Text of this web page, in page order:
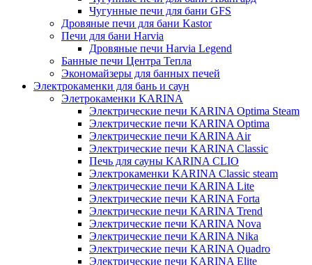
Чугунные печи для бани GFS
Дровяные печи для бани Kastor
Печи для бани Harvia
Дровяные печи Harvia Legend
Банные печи Центра Тепла
Экономайзеры для банных печей
Электрокаменки для бань и саун
Элетрокаменки KARINA
Электрические печи KARINA Optima Steam
Электрические печи KARINA Optima
Электрические печи KARINA Air
Электрические печи KARINA Classic
Печь для сауны KARINA CLIO
Электрокаменки KARINA Classic steam
Электрические печи KARINA Lite
Электрические печи KARINA Forta
Электрические печи KARINA Trend
Электрические печи KARINA Nova
Электрические печи KARINA Nika
Электрические печи KARINA Quadro
Электрические печи KARINA Elite